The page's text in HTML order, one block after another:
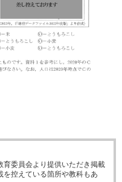
育委員会より提供いただき掲載
を控えている箇所や教科もあ